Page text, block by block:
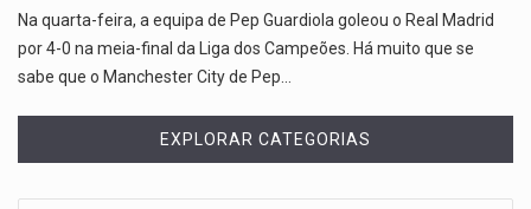
Na quarta-feira, a equipa de Pep Guardiola goleou o Real Madrid
por 4-0 na meia-final da Liga dos Campeões. Há muito que se
sabe que o Manchester City de Pep…
EXPLORAR CATEGORIAS